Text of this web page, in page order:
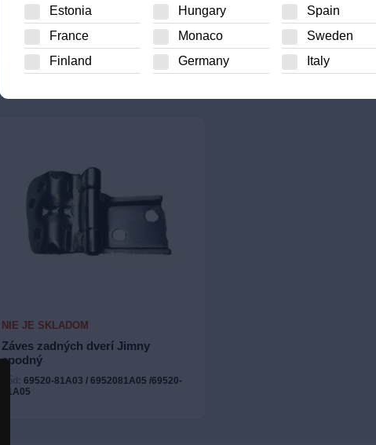
NIE JE SKLADOM
Záves zadných dverí Jimny
spodný
69520-81A03 / 6952081A05 /69520-
81A05
Estonia
France
Finland
Hungary
Monaco
Germany
Spain
Sweden
Italy